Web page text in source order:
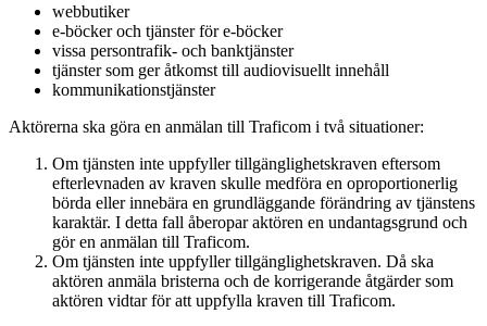
webbutiker
e-böcker och tjänster för e-böcker
vissa persontrafik- och banktjänster
tjänster som ger åtkomst till audiovisuellt innehåll
kommunikationstjänster
Aktörerna ska göra en anmälan till Traficom i två situationer:
Om tjänsten inte uppfyller tillgänglighetskraven eftersom
efterlevnaden av kraven skulle medföra en oproportionerlig
börda eller innebära en grundläggande förändring av tjänstens
karaktär. I detta fall åberopar aktören en undantagsgrund och
gör en anmälan till Traficom.
Om tjänsten inte uppfyller tillgänglighetskraven. Då ska
aktören anmäla bristerna och de korrigerande åtgärder som
aktören vidtar för att uppfylla kraven till Traficom.